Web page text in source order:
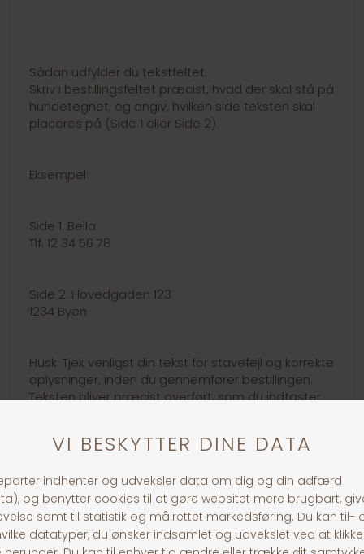
Sådan udfylder du tekstfeltet:
Skriv i bestillingsfeltet præcist, hvad der skal stå på
hundetegnet, og angiv, hvilken side teksten skal
placeres på (Side 1 eller Side 2).
Eksempel:
Side 1: Bella
Tlf. 12 34 56 78
Side 2: Hovedgaden 123
1234 Byen
Husk: Tjek venligst din tekst for stavefejl og korrekte
oplysninger, inden du gennemfører bestillingen.
Teksten bliver præcist overført, som du indtaster
https://www.retsinformation.dk/eli/lta/1969/496
30 dages returret